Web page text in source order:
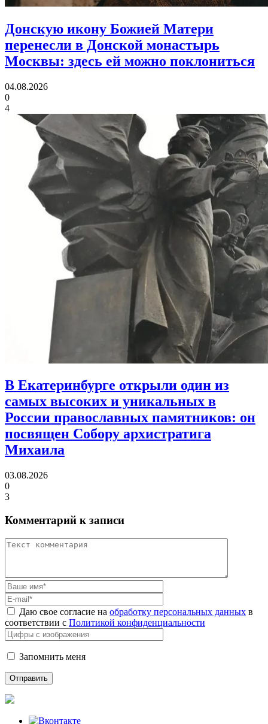
Донскую икону Божией Матери
перенесли в Донской монастырь
Москвы: здесь ей можно поклониться
04.08.2026
0
4
В Екатеринбурге открыли один из
самых высоких и уникальных в
России православных памятников: он
посвящен Собору архистратига
Михаила
03.08.2026
0
3
Комментарий к записи
Даю свое согласие на обработку персональных данных в
соответствии с Политикой конфиденциальности
Запомнить меня